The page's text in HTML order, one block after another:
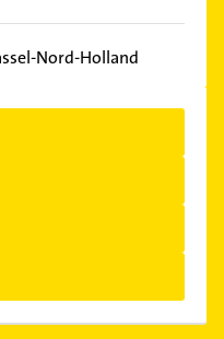
Nord-Holland